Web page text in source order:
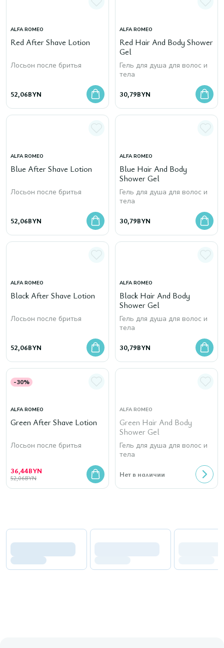
ALFA ROMEO
Red After Shave Lotion
Лосьон после бритья
52,06BYN
ALFA ROMEO
Red Hair And Body Shower
Gel
Гель для душа для волос и
тела
30,79BYN
ALFA ROMEO
Blue After Shave Lotion
Лосьон после бритья
52,06BYN
ALFA ROMEO
Blue Hair And Body
Shower Gel
Гель для душа для волос и
тела
30,79BYN
ALFA ROMEO
Black After Shave Lotion
Лосьон после бритья
52,06BYN
ALFA ROMEO
Black Hair And Body
Shower Gel
Гель для душа для волос и
тела
30,79BYN
-30%
ALFA ROMEO
Green After Shave Lotion
Лосьон после бритья
36,44BYN
52,06BYN
ALFA ROMEO
Green Hair And Body
Shower Gel
Гель для душа для волос и
тела
Нет в наличии